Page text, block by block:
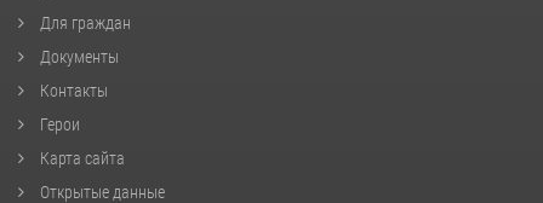
Для граждан
Документы
Контакты
Герои
Карта сайта
Открытые данные